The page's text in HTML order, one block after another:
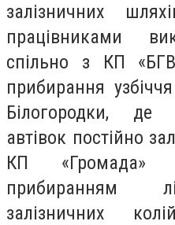
залізничних
працівниками
спільно з КП
прибирання
Білогородки, де
автівок постійно
КП «Громада»
прибиранням
залізничних